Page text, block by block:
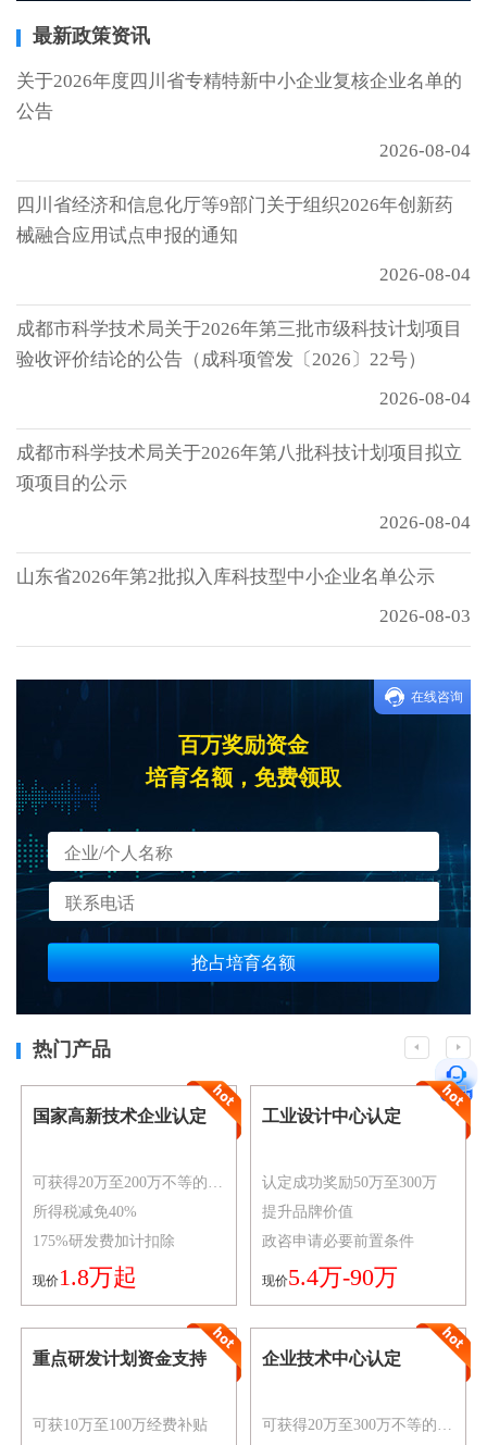
最新政策资讯
关于2026年度四川省专精特新中小企业复核企业名单的
公告
2026-08-04
四川省经济和信息化厅等9部门关于组织2026年创新药
械融合应用试点申报的通知
2026-08-04
成都市科学技术局关于2026年第三批市级科技计划项目
验收评价结论的公告（成科项管发〔2026〕22号）
2026-08-04
成都市科学技术局关于2026年第八批科技计划项目拟立
项项目的公示
2026-08-04
山东省2026年第2批拟入库科技型中小企业名单公示
2026-08-03
百万奖励资金
培育名额，免费领取
抢占培育名额
在线咨询
热门产品
国家高新技术企业认定
可获得20万至200万不等的资金奖励
所得税减免40%
175%研发费加计扣除
现价1.8万起
工业设计中心认定
认定成功奖励50万至300万
提升品牌价值
政咨申请必要前置条件
现价5.4万-90万
重点研发计划资金支持
可获10万至100万经费补贴
企业技术中心认定
可获得20万至300万不等的资金奖励